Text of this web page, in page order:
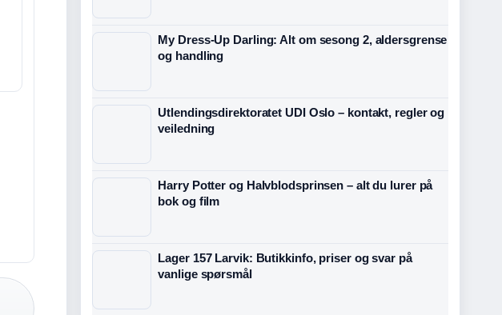
My Dress-Up Darling: Alt om sesong 2, aldersgrense
og handling
Utlendingsdirektoratet UDI Oslo – kontakt, regler og
veiledning
Harry Potter og Halvblodsprinsen – alt du lurer på
bok og film
Lager 157 Larvik: Butikkinfo, priser og svar på
vanlige spørsmål